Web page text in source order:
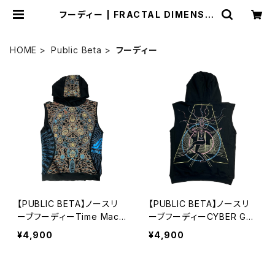
フーディー | FRACTAL DIMENSIO
HOME Public Beta フーディー
【PUBLIC BETA】ノースリ
ーブフーディーTime Mach
ine-Sサイズ
¥4,900
【PUBLIC BETA】ノースリ
ーブフーディーCYBER GO
DDESS
¥4,900